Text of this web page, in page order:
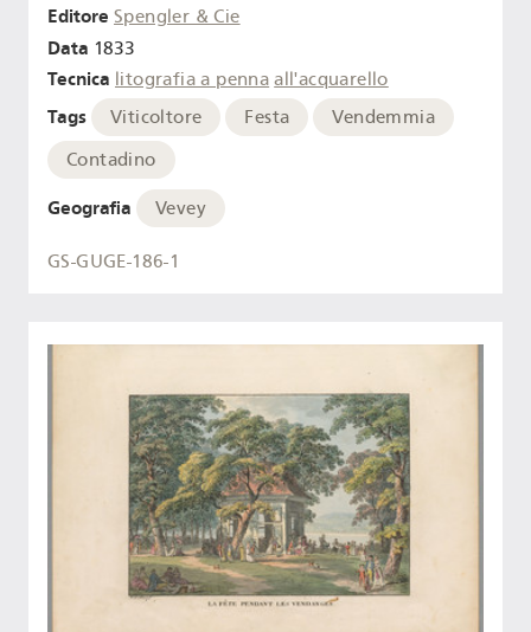
Editore Spengler & Cie
Data 1833
Tecnica litografia a penna all'acquarello
Tags Viticoltore Festa
Vendemmia
Contadino
Geografia Vevey
GS-GUGE-186-1